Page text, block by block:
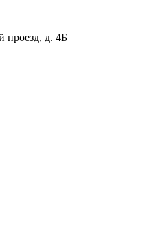
проезд, д. 4Б